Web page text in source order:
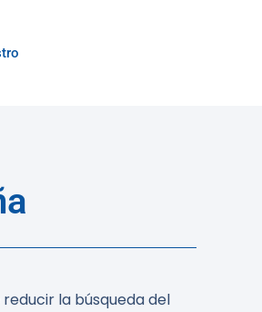
la búsqueda del